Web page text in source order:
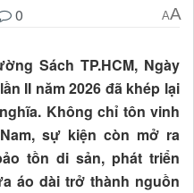
0 AA
Sách TP.HCM, Ngày
II năm 2026 đã khép lại
Không chỉ tôn vinh
sự kiện còn mở ra
tồn di sản, phát triển
áo dài trở thành nguồn